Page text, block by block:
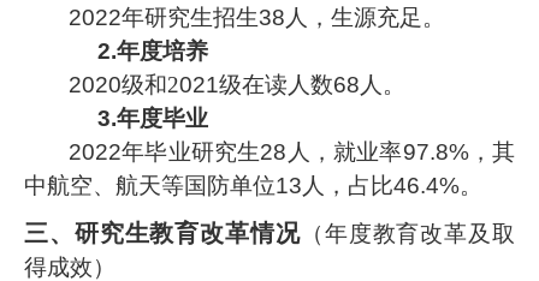
2022年研究生招生38 人，生源充足。
2.年度培养
2020级和2021级在读人数68 人。
3.年度毕业
2022年毕业研究生28 人，就业率97.8%，其
中航空、航天等国防单位13 人，占比46.4%。
三、研究生教育改革情况（年度教育改革及取
得成效）